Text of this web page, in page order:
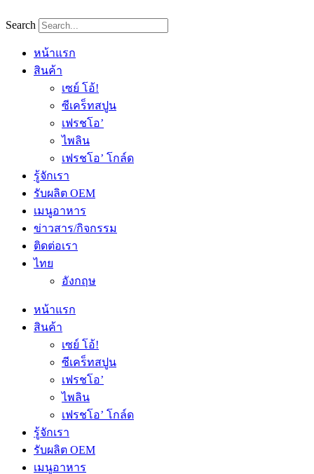
to
Search
หน้าแรก
สินค้า
เซย์ โอ้!
ซีเคร็ทสปูน
เฟรชโอ’
ไพลิน
เฟรชโอ’ โกล์ด
รู้จักเรา
รับผลิต OEM
เมนูอาหาร
ข่าวสาร/กิจกรรม
ติดต่อเรา
ไทย
อังกฤษ
หน้าแรก
สินค้า
เซย์ โอ้!
ซีเคร็ทสปูน
เฟรชโอ’
ไพลิน
เฟรชโอ’ โกล์ด
รู้จักเรา
รับผลิต OEM
เมนูอาหาร